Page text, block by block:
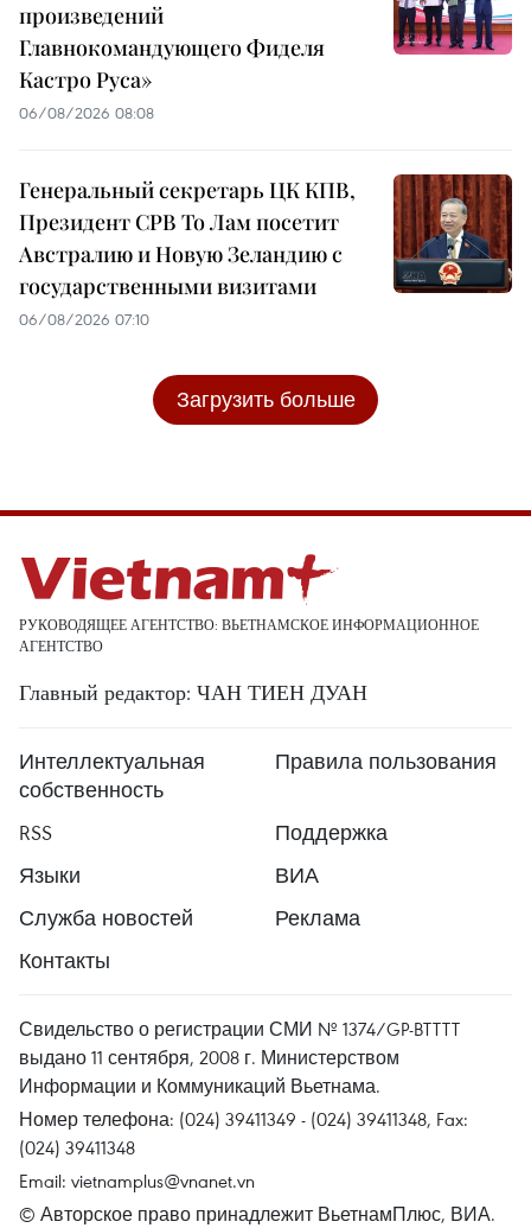
произведений
Главнокомандующего Фиделя
Кастро Руса»
06/08/2026 08:08
Генеральный секретарь ЦК КПВ,
Президент СРВ То Лам посетит
Австралию и Новую Зеландию с
государственными визитами
06/08/2026 07:10
Загрузить больше
РУКОВОДЯЩЕЕ АГЕНТСТВО: ВЬЕТНАМСКОЕ ИНФОРМАЦИОННОЕ
АГЕНТСТВО
Главный редактор: ЧАН ТИЕН ДУАН
Интеллектуальная
собственность
Правила пользования
RSS
Поддержка
Языки
ВИА
Служба новостей
Реклама
Контакты
Свидельство о регистрации СМИ № 1374/GP-BTTTT
выдано 11 сентября, 2008 г. Министерством
Информации и Коммуникаций Вьетнама.
Номер телефона: (024) 39411349 - (024) 39411348, Fax:
(024) 39411348
Email: vietnamplus@vnanet.vn
© Авторское право принадлежит ВьетнамПлюс, ВИА.